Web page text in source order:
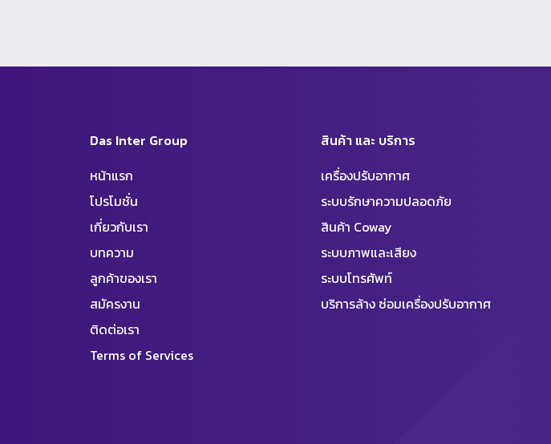
Das Inter Group
หน้าแรก
โปรโมชั่น
เกี่ยวกับเรา
บทความ
ลูกค้าของเรา
สมัครงาน
ติดต่อเรา
Terms of Services
สินค้า และ บริการ
เครื่องปรับอากาศ
ระบบรักษาความปลอดภัย
สินค้า Coway
ระบบภาพและเสียง
ระบบโทรศัพท์
บริการล้าง ซ่อมเครื่องปรับอากาศ